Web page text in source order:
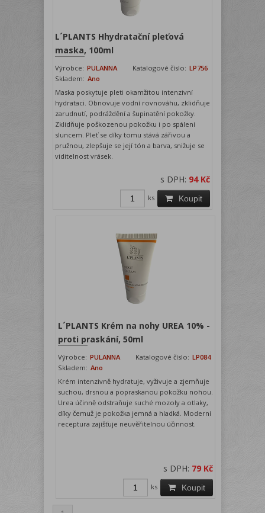
L´PLANTS Hhydratační pleťová
maska, 100ml
Výrobce: PULANNA Katalogové číslo: LP756
Skladem: Ano
Maska poskytuje pleti okamžitou intenzivní
hydrataci. Obnovuje vodní rovnováhu, zklidňuje
zarudnutí, podráždění a šupinatění pokožky.
Zklidňuje poškozenou pokožku i po spálení
sluncem. Pleť se díky tomu stává zářivou a
pružnou, zlepšuje se její tón a barva, snižuje se
viditelnost vrásek.
s DPH: 94 Kč
Koupit
ks
L´PLANTS Krém na nohy UREA 10% -
proti praskání, 50ml
Výrobce: PULANNA Katalogové číslo: LP084
Skladem: Ano
Krém intenzivně hydratuje, vyživuje a zjemňuje
suchou, drsnou a popraskanou pokožku nohou.
Urea účinně odstraňuje suché mozoly a otlaky,
díky čemuž je pokožka jemná a hladká. Moderní
receptura zajišťuje neuvěřitelnou účinnost.
s DPH: 79 Kč
Koupit
ks